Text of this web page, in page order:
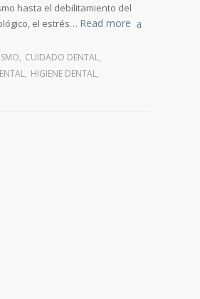
hasta el debilitamiento del
el estrés… Read more
, CUIDADO DENTAL,
, HIGIENE DENTAL,